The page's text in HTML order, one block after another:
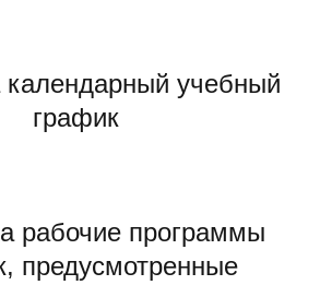
учебный
график
рабочие программы
предусмотренные